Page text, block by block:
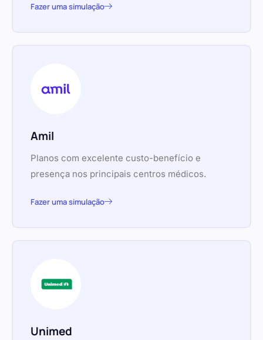
Fazer uma simulação
Amil
Planos com excelente custo-benefício e
presença nos principais centros médicos.
Fazer uma simulação
Unimed